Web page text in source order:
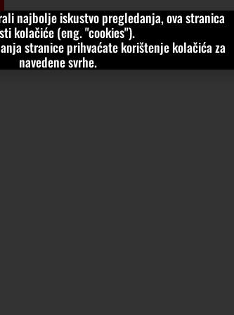
VIJESTI KOLUMNE KATEGORIJE
najbolje iskustvo pregledanja, ova stranica
kolačiće (eng. "cookies").
stranice prihvaćate korištenje kolačića za
navedene svrhe.